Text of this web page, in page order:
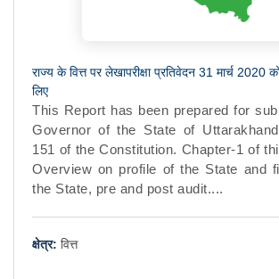
राज्य के वित्त पर लेखापरीक्षा प्रतिवेदन 31 मार्च 2020
लिए
This Report has been prepared for
Governor of the State of
151 of the Constitution. Chapter-1 of
Overview on profile of the State and
the State, pre and post audit....
क्षेत्र: वित्त